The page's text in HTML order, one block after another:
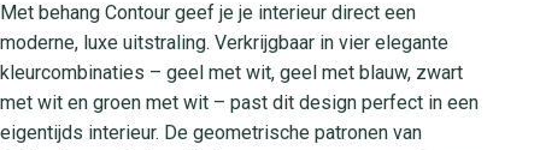
Met behang Contour geef je je interieur direct een
moderne, luxe uitstraling. Verkrijgbaar in vier elegante
kleurcombinaties – geel met wit, geel met blauw, zwart
met wit en groen met wit – past dit design perfect in een
eigentijds interieur. De geometrische patronen van